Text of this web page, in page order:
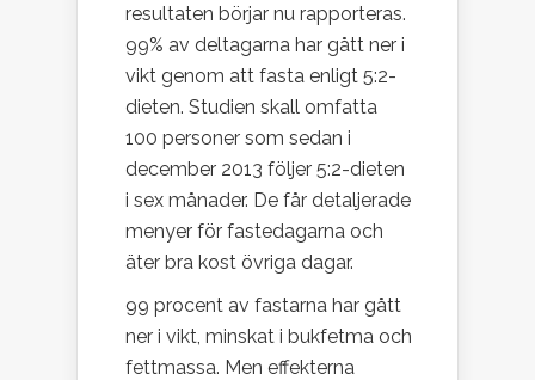
resultaten börjar nu rapporteras.
99% av deltagarna har gått ner i
vikt genom att fasta enligt 5:2-
dieten. Studien skall omfatta
100 personer som sedan i
december 2013 följer 5:2-dieten
i sex månader. De får detaljerade
menyer för fastedagarna och
äter bra kost övriga dagar.
99 procent av fastarna har gått
ner i vikt, minskat i bukfetma och
fettmassa. Men effekterna